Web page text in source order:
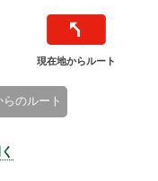
現在地からルート
らのルート